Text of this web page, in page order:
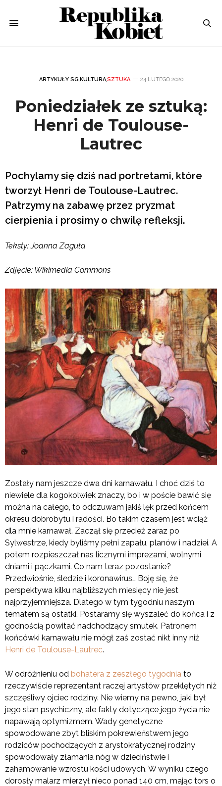
ARTYKUŁY SG,KULTURA,SZTUKA 24 LUTEGO 2020
Poniedziałek ze sztuką:
Henri de Toulouse-
Lautrec
Pochylamy się dziś nad portretami, które
tworzył Henri de Toulouse-Lautrec.
Patrzymy na zabawę przez pryzmat
cierpienia i prosimy o chwilę refleksji.
Teksty: Joanna Zaguła
Zdjęcie: Wikimedia Commons
Zostały nam jeszcze dwa dni karnawału. I choć dziś to
niewiele dla kogokolwiek znaczy, bo i w poście bawić się
można na całego, to odczuwam jakiś lęk przed końcem
okresu dobrobytu i radości. Bo takim czasem jest wciąż
dla mnie karnawał. Zaczął się przecież zaraz po
Sylwestrze, kiedy byliśmy pełni zapału, planów i nadziei. A
potem rozpieszczał nas licznymi imprezami, wolnymi
dniami i pączkami. Co nam teraz pozostanie?
Przedwiośnie, śledzie i koronawirus… Boję się, że
perspektywa kilku najbliższych miesięcy nie jest
najprzyjemniejsza. Dlatego w tym tygodniu naszym
tematem są ostatki. Postaramy się wyszaleć do końca i z
godnością powitać nadchodzący smutek. Patronem
końcówki karnawału nie mógł zaś zostać nikt inny niż
Henri de Toulouse-Lautrec.
W odróżnieniu od bohatera z zeszłego tygodnia to
rzeczywiście reprezentant raczej artystów przeklętych niż
szczęśliwy ojciec rodziny. Nie wiemy na pewno, jaki był
jego stan psychiczny, ale fakty dotyczące jego życia nie
napawają optymizmem. Wady genetyczne
spowodowane zbyt bliskim pokrewieństwem jego
rodziców pochodzących z arystokratycznej rodziny
spowodowały złamania nóg w dzieciństwie i
zahamowanie wzrostu kości udowych. W wyniku czego
dorosły malarz mierzył nieco ponad 140 cm, mając tors o